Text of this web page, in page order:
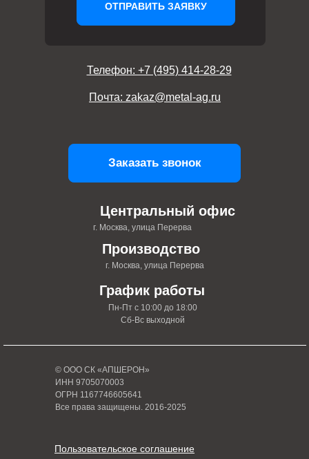
© ООО СК «АПШЕРОН»
ИНН 9705070003
ОГРН 1167746605641
Все права защищены. 2016-2025
Пользовательское соглашение
ОТПРАВИТЬ ЗАЯВКУ
Центральный офис
г. Москва, улица Перерва
График работы
Пн-Пт с 10:00 до 18:00
Сб-Вс выходной
Производство
г. Москва, улица Перерва
Телефон: +7 (495) 414-28-29
Почта: zakaz@metal-ag.ru
Заказать звонок